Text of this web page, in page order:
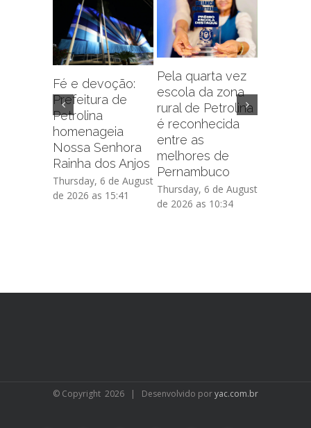
Fé e devoção:
Prefeitura de
Petrolina
homenageia
Nossa Senhora
Rainha dos Anjos
Thursday, 6 de August
de 2026 as 15:41
Pela quarta vez
escola da zona
rural de Petrolina
é reconhecida
entre as
melhores de
Pernambuco
Thursday, 6 de August
de 2026 as 10:34
© Copyright 2026 | Desenvolvido poryac.com.br